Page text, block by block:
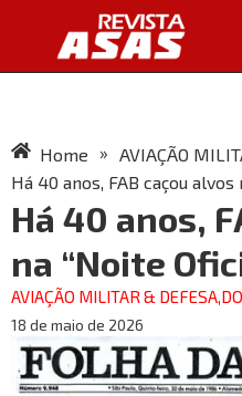
Home » AVIAÇÃO
Há 40 anos, FAB caçou
Há 40 anos,
na “Noite
AVIAÇÃO MILITAR & DEFESA,
18 de maio de 2026